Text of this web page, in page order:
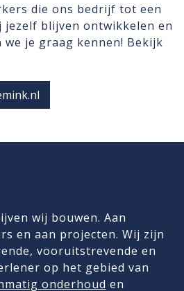
die ons bedrijf tot een
jezelf blijven ontwikkelen en
we je graag kennen! Bekijk
wij bouwen. Aan
en aan projecten. Wij zijn
vooruitstrevende en
op het gebied van
onderhoud en